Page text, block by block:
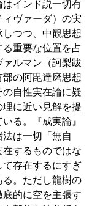
インド説一切有
ヴァーダ）の実
つつ、中観思想
重要な位置を占
ルマン（訶梨跋
の阿毘達磨思想
自性実在論に疑
に近い見解を提
る。『成実論』
は一切「無自
するものではな
て存在するにすぎ
。ただし龍樹の
底的に空を主張す